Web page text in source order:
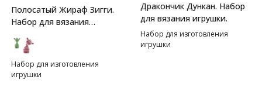
Полосатый Жираф Зигги.
Набор для вязания
Набор для изготовления
игрушки
Дракончик Дункан. Набор
для вязания игрушки.
Набор для изготовления
игрушки